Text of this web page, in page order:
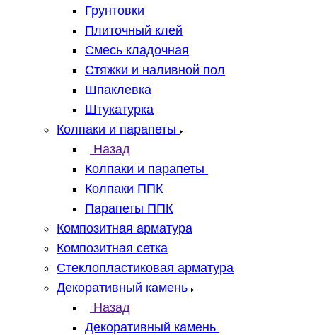
Грунтовки
Плиточный клей
Смесь кладочная
Стяжки и наливной пол
Шпаклевка
Штукатурка
Колпаки и парапеты
Назад
Колпаки и парапеты
Колпаки ППК
Парапеты ППК
Композитная арматура
Композитная сетка
Стеклопластиковая арматура
Декоративный камень
Назад
Декоративный камень